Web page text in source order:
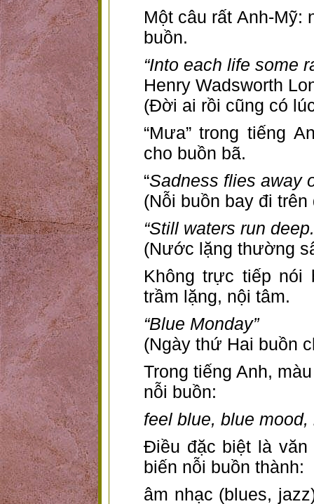
Một câu rất Anh-Mỹ:
buồn.
“Into each life some
Henry Wadsworth
(Đời ai rồi cũng có
“Mưa” trong tiếng
cho buồn bã.
“Sadness flies away
(Nỗi buồn bay đi
“Still waters run
(Nước lặng thường
Không trực tiếp nói
trầm lặng, nội tâm.
“Blue Monday”
(Ngày thứ Hai buồn
Trong tiếng Anh,
nỗi buồn:
feel blue, blue
Điều đặc biệt là văn
biến nỗi buồn thành:
âm nhạc (blues,